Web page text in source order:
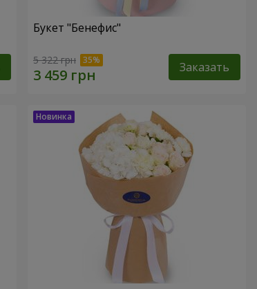
Букет "Бенефис"
5 322 грн Заказать